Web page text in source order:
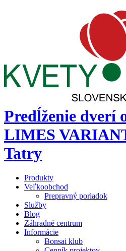
Predĺženie dverí
LIMES
Tatry
Produkty
Veľkoobchod
Prepravný poriadok
Služby
Blog
Záhradné centrum
Informácie
Bonsai klub